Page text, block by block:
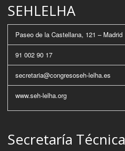
SEHLELHA
Paseo de la Castellana, 121 – Madrid
91 002 90 17
secretaria@congresoseh-lelha.es
www.seh-lelha.org
Secretaría Técnica